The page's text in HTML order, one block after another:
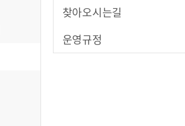
찾아오시는길
운영규정